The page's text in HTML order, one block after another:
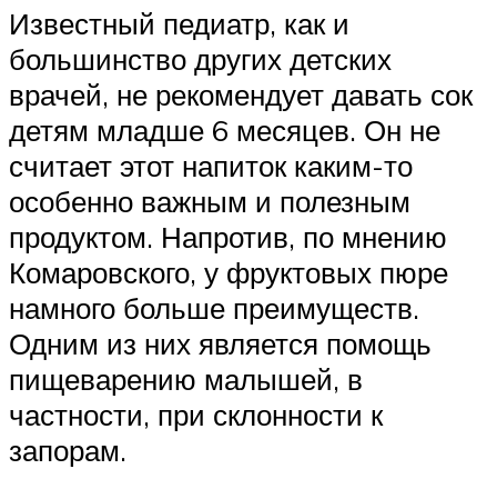
Известный педиатр, как и
большинство других детских
врачей, не рекомендует давать сок
детям младше 6 месяцев. Он не
считает этот напиток каким-то
особенно важным и полезным
продуктом. Напротив, по мнению
Комаровского, у фруктовых пюре
намного больше преимуществ.
Одним из них является помощь
пищеварению малышей, в
частности, при склонности к
запорам.